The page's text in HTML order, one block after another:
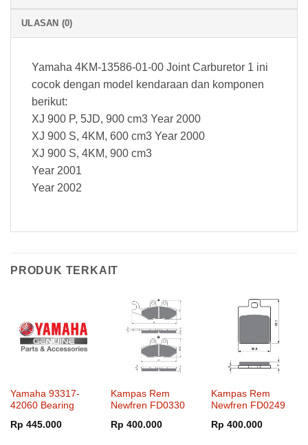
ULASAN (0)
Yamaha 4KM-13586-01-00 Joint Carburetor 1 ini
cocok dengan model kendaraan dan komponen
berikut:
XJ 900 P, 5JD, 900 cm3 Year 2000
XJ 900 S, 4KM, 600 cm3 Year 2000
XJ 900 S, 4KM, 900 cm3
Year 2001
Year 2002
PRODUK TERKAIT
Yamaha 93317-
42060 Bearing
Rp 445.000
Kampas Rem
Newfren FD0330
Rp 400.000
Kampas Rem
Newfren FD0249
Rp 400.000